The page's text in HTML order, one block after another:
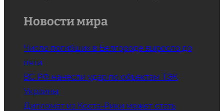
Новости мира
Число погибших в Белгороде выросло до
пяти
ВС РФ нанесли удар по объектам ТЭК
Украины
Дипломат из Коста-Рики может стать